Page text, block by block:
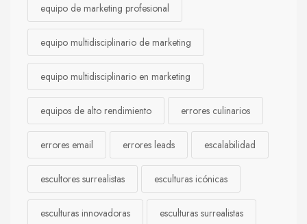
equipo de marketing profesional
equipo multidisciplinario de marketing
equipo multidisciplinario en marketing
equipos de alto rendimiento errores culinarios
errores email errores leads escalabilidad
escultores surrealistas esculturas icónicas
esculturas innovadoras esculturas surrealistas